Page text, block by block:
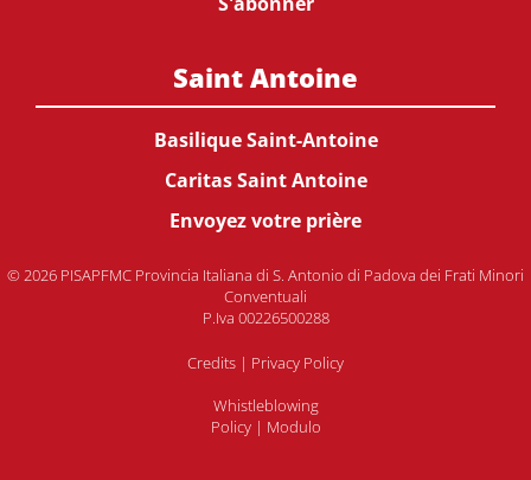
Saint Antoine
Basilique Saint-Antoine
Caritas Saint Antoine
Envoyez votre prière
© 2026 PISAPFMC Provincia Italiana di S. Antonio di Padova dei Frati Minori
Conventuali
P.Iva 00226500288
Credits | Privacy Policy
Whistleblowing
Policy| Modulo